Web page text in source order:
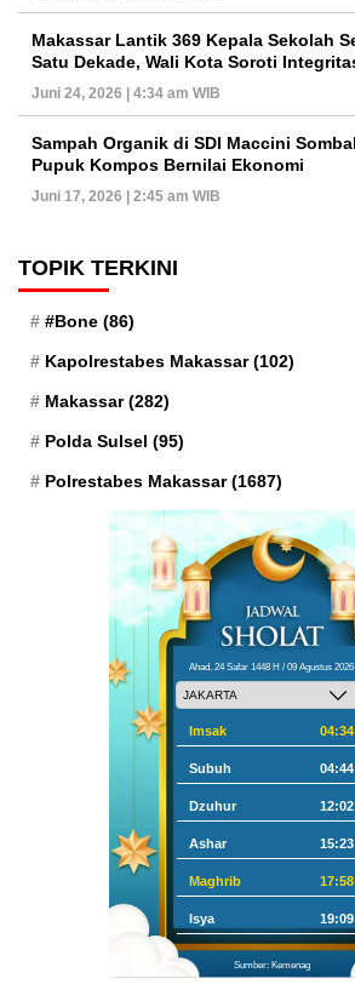
Makassar Lantik 369 Kepala Sekolah
Satu Dekade, Wali Kota Soroti
Juni 24, 2026 | 4:34 am WIB
Sampah Organik di SDI Maccini
Pupuk Kompos Bernilai Ekonomi
Juni 17, 2026 | 2:45 am WIB
TOPIK TERKINI
#Bone (86)
Kapolrestabes Makassar(102)
Makassar(282)
Polda Sulsel (95)
Polrestabes Makassar(1687)
Ahad, 24 Safar 1448 H / 09 Agustus 2026
Imsak 04:34
Subuh 04:44
Dzuhur 12:02
Ashar 15:23
Maghrib 17:58
Isya 19:09
Sumber: Kemenag